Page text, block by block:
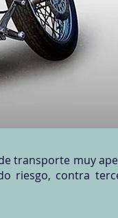
transporte muy
riesgo, contra